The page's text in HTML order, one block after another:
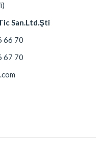
San.Ltd.Şti
66 70
67 70